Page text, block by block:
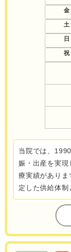
金
土
日
祝
当院では、
娠・出産を実
療実績があり
定した供給体制